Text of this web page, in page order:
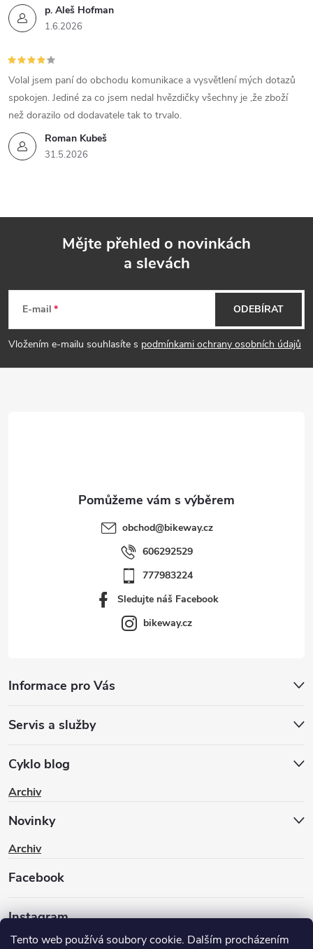
Tento web používá soubory cookie. Dalším procházením
p. Aleš Hofman
1.6.2026
Roman Kubeš
31.5.2026
Volal jsem paní do obchodu komunikace a vysvětlení mých dotazů
spokojen. Jediné za co jsem nedal hvězdičky všechny je ,že zboží
než dorazilo od dodavatele tak to trvalo.
p
Mějte přehled o novinkách
a slevách
E-mail
Vložením e-mailu souhlasíte s podmínkami ochrany osobních údajů
ODEBÍRAT
obchod@bikeway.cz
606292529
777983224
Sledujte náš Facebook
bikeway.cz
Informace pro Vás
Servis a služby
Cyklo blog
Archiv
Novinky
Archiv
Facebook
Instagram